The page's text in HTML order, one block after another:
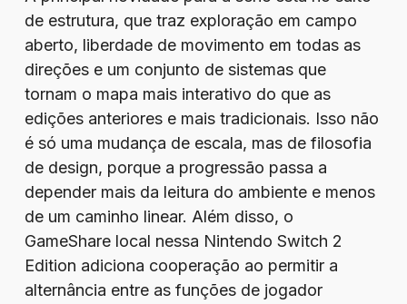
de estrutura, que traz exploração em campo
aberto, liberdade de movimento em todas as
direções e um conjunto de sistemas que
tornam o mapa mais interativo do que as
edições anteriores e mais tradicionais. Isso não
é só uma mudança de escala, mas de filosofia
de design, porque a progressão passa a
depender mais da leitura do ambiente e menos
de um caminho linear. Além disso, o
GameShare local nessa Nintendo Switch 2
Edition adiciona cooperação ao permitir a
alternância entre as funções de jogador